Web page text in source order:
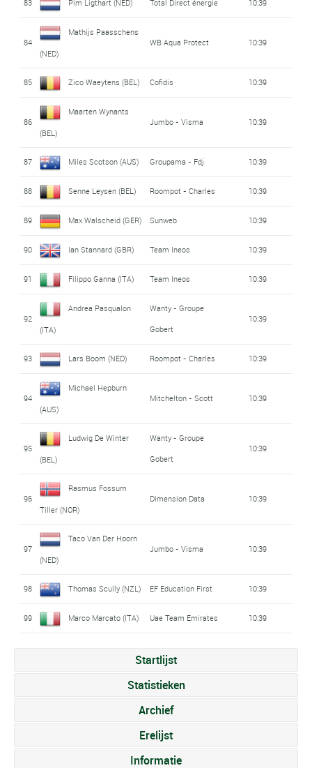
83 Pim Ligthart (NED) Total Direct énergie 10:39
84
Mathijs Paasschens
(NED)
WB Aqua Protect 10:39
85 Zico Waeytens (BEL) Cofidis 10:39
86
Maarten Wynants
(BEL)
Jumbo - Visma 10:39
87 Miles Scotson (AUS) Groupama - Fdj 10:39
88 Senne Leysen (BEL) Roompot - Charles 10:39
89 Max Walscheid (GER) Sunweb 10:39
90 Ian Stannard (GBR) Team Ineos 10:39
91 Filippo Ganna (ITA) Team Ineos 10:39
92
Andrea Pasqualon
(ITA)
Wanty - Groupe
Gobert
10:39
93 Lars Boom (NED) Roompot - Charles 10:39
94
Michael Hepburn
(AUS)
Mitchelton - Scott 10:39
95
Ludwig De Winter
(BEL)
Wanty - Groupe
Gobert
10:39
96
Rasmus Fossum
Tiller (NOR)
Dimension Data 10:39
97
Taco Van Der Hoorn
(NED)
Jumbo - Visma 10:39
98 Thomas Scully (NZL) EF Education First 10:39
99 Marco Marcato (ITA) Uae Team Emirates 10:39
Startlijst
Statistieken
Archief
Erelijst
Informatie